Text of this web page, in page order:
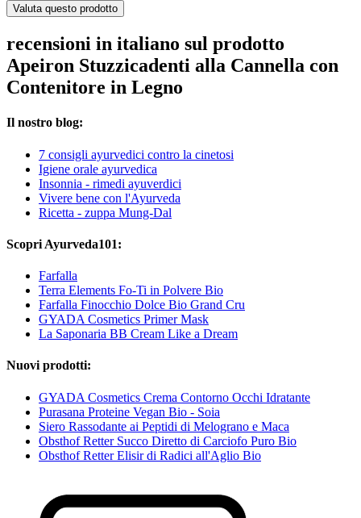
Valuta questo prodotto
recensioni in italiano sul prodotto
Apeiron Stuzzicadenti alla Cannella con
Contenitore in Legno
Il nostro blog:
7 consigli ayurvedici contro la cinetosi
Igiene orale ayurvedica
Insonnia - rimedi ayuverdici
Vivere bene con l'Ayurveda
Ricetta - zuppa Mung-Dal
Scopri Ayurveda101:
Farfalla
Terra Elements Fo-Ti in Polvere Bio
Farfalla Finocchio Dolce Bio Grand Cru
GYADA Cosmetics Primer Mask
La Saponaria BB Cream Like a Dream
Nuovi prodotti:
GYADA Cosmetics Crema Contorno Occhi Idratante
Purasana Proteine Vegan Bio - Soia
Siero Rassodante ai Peptidi di Melograno e Maca
Obsthof Retter Succo Diretto di Carciofo Puro Bio
Obsthof Retter Elisir di Radici all'Aglio Bio